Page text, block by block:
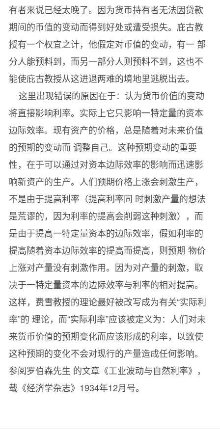
有者来说已经太晚了。因为货币持有者无法因贷款
期间的币值的变动而得到好处或遭受损失。庇古教
授有一个权宜之计，他假定对币值的变动，有一 部
分人能预料到，而另一部分人则预料不到，这也不
能使庇古教授从这进退两难的境地里逃脱出去。
这里出现错误的原因在于：认为货币价值的变动
将直接影响利率。实际上它只影响一特定量的资本
边际效率。现有资产的价格，总是随着对未来价值
的预期的变动而 调整自己。这种预期变动的重要
性，在于可以通过对资本边际效率的影响而迅速影
响新资产的生产。人们预期价格上涨会刺激生产，
不是由于提高利率（提高利率同 时刺激产量的想法
是荒谬的，因为利率的提高会削弱这种刺激），而
是由于提高一特定量资本的边际效率，假如利率的
提高随着资本边际效率的提高而提高，则预期 物价
上涨对产量没有刺激作用。因为对产量的刺激，取
决于一特定量资本的边际效率与利率的相对提高。
这样，费雪教授的理论最好被改写成为有关“实际利
率”的 理论，而“实际利率”应该被定义为：人们对未
来货币价值的预期变化而应该形成的利率，以致使
这种预期的变化不会对现行的产量造成任何影响。
参阅罗伯森先生 的文章《工业波动与自然利率》，
载《经济学杂志》1934年12月号。